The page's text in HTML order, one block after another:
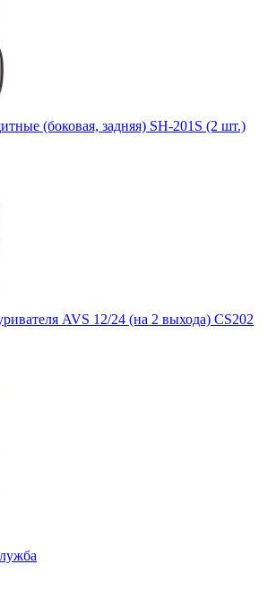
(боковая, задняя) SH-201S (2 шт.)
AVS 12/24 (на 2 выхода) CS202